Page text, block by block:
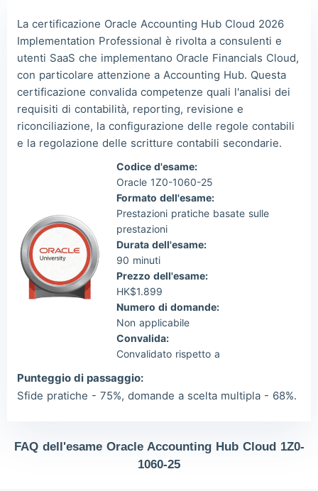
Lia*** 2026/08/08 order Oracle ***
Wil*** 2026/08/08 order Oracle ***
Luc*** 2026/08/08 order Oracle ***
La certificazione Oracle Accounting Hub Cloud 2026
Implementation Professional è rivolta a consulenti e
utenti SaaS che implementano Oracle Financials Cloud,
con particolare attenzione a Accounting Hub. Questa
certificazione convalida competenze quali l'analisi dei
requisiti di contabilità, reporting, revisione e
riconciliazione, la configurazione delle regole contabili
e la regolazione delle scritture contabili secondarie.
Codice d'esame:
Oracle 1Z0-1060-25
Formato dell'esame:
Prestazioni pratiche basate sulle
prestazioni
Durata dell'esame:
90 minuti
Prezzo dell'esame:
HK$1.899
Numero di domande:
Non applicabile
Convalida:
Convalidato rispetto a
Punteggio di passaggio:
Sfide pratiche - 75%, domande a scelta multipla - 68%.
FAQ dell'esame Oracle Accounting Hub Cloud 1Z0-
1060-25